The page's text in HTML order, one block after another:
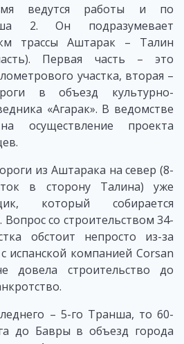
ведутся работы и по
2. Он подразумевает
трассы Аштарак – Талин
Первая часть – это
участка, вторая –
в объезд культурно-
«Агарак». В ведомстве
осуществление проекта
из Аштарака на север (8-
в сторону Талина) уже
который собирается
Вопрос со строительством 34-
обстоит непросто из-за
испанской компанией Corsan
довела строительство до
– 5-го Транша, то 60-
до Бавры в объезд города